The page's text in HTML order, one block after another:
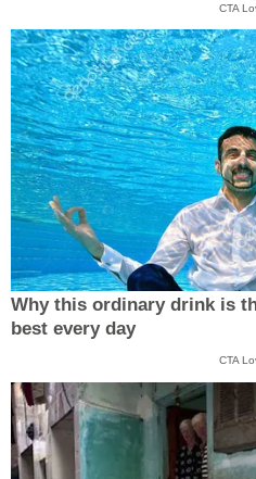
CTA
Why this ordinary drink is
best every day
CTA